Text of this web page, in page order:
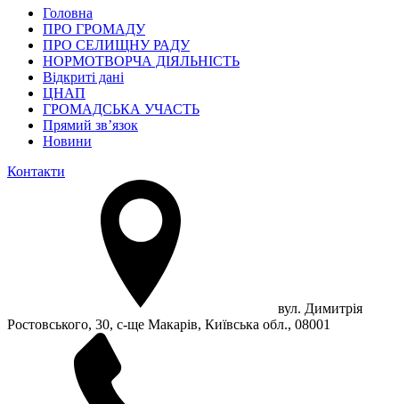
Головна
ПРО ГРОМАДУ
ПРО СЕЛИЩНУ РАДУ
НОРМОТВОРЧА ДІЯЛЬНІСТЬ
Відкриті дані
ЦНАП
ГРОМАДСЬКА УЧАСТЬ
Прямий зв’язок
Новини
Контакти
вул. Димитрія
Ростовського, 30, с-ще Макарів, Київська обл., 08001